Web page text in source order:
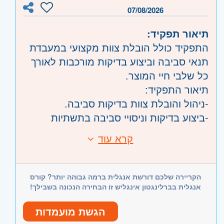
וגבעתיים, בקעת אונו וגבעת שמואל, חולון
צפון- גליל, טבריה והכנרת, עפולה, נצרת
ובית שאן, עכו, נהריה והגליל המערבי, קריות
ועמק זבולון, חיפה והכרמל, גולן
07/08/2026
תיאור תפקיד:
התפקיד כולל הובלת צוות מקצועי במעבדת
תנאי סביבה וביצוע בדיקות מורכבות לאורך
כל שלבי חיי המוצר.
תיאור התפקיד:
-ניהול והובלת צוות בדיקות סביבה.
-ביצוע בדיקות וניסויי סביבה בתשתיות
-הפעלת מערכות איסוף נתונים וניתוח
תוצאות.
-עבודה שוטפת מול מחלקות המפעל וקבלני
-אחריות על תחזוקה שוטפת של תשתיות
-הנדסאי/ת מכונות או אלקטרוניקה.
-ניסיון ניהולי- חובה.
-ניסיון בעבודה במעבדת תנאי סביבה –
קרא עוד
הקריירה שלכם דורשת אנגלית ברמה גבוהה יותר? קורס
אנגלית בברלינגטון אינגליש זו הבחירה הנכונה בשבילך!
הגשת מועמדות